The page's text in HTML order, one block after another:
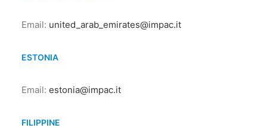
Email: united_arab_emirates@impac.it
ESTONIA
Email: estonia@impac.it
FILIPPINE